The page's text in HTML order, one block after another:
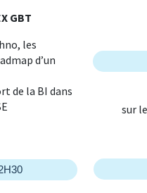
GBT
les
d’un
de la BI dans
sur